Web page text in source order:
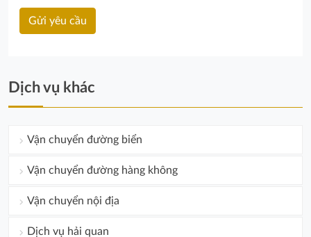
Dịch vụ khác
Vận chuyển đường biển
Vận chuyển đường hàng không
Vận chuyển nội địa
Dịch vụ hải quan